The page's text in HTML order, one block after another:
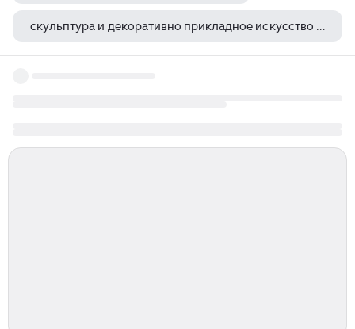
скульптура и декоративно прикладное искусство 17 века